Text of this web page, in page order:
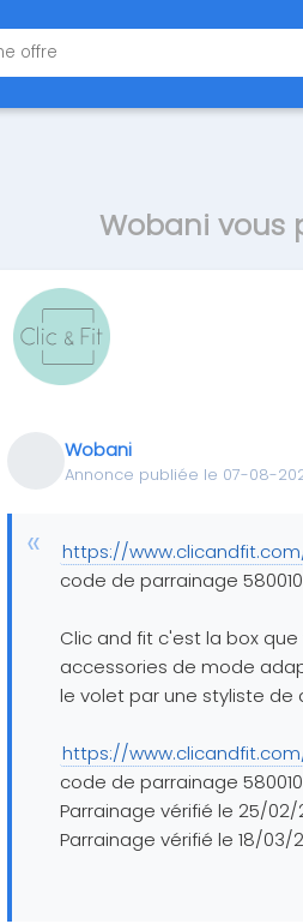
Wobani vous
Wobani
Annonce publiée le 07-08-
https://
code de parrainage 580010
Clic and fit c'est la box
accessories de mode
le volet par une styliste de
https://
code de parrainage 580010
Parrainage vérifié le 25/02/
Parrainage vérifié le 18/03/